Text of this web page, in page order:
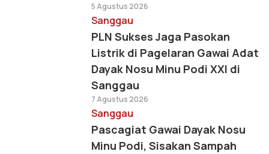
5 Agustus 2026
Sanggau
PLN Sukses Jaga Pasokan
Listrik di Pagelaran Gawai Adat
Dayak Nosu Minu Podi XXI di
Sanggau
7 Agustus 2026
Sanggau
Pascagiat Gawai Dayak Nosu
Minu Podi, Sisakan Sampah